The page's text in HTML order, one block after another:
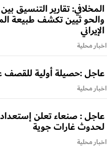
المخلافي: تقارير التنسيق
والحو ثيين تكشف طبيعة
الإيراني
اخبار محلية
عاجل :حصيلة أولية للقصف
اخبار محلية
عاجل : صنعاء تعلن
لحدوث غارات جوية
اخبار محلية